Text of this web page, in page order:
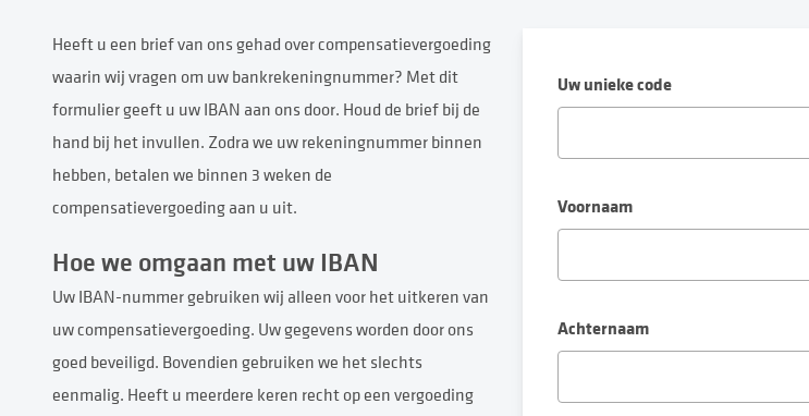
Heeft u een brief van ons gehad over compensatievergoeding
waarin wij vragen om uw bankrekeningnummer? Met dit
formulier geeft u uw IBAN aan ons door. Houd de brief bij de
hand bij het invullen. Zodra we uw rekeningnummer binnen
hebben, betalen we binnen 3 weken de
compensatievergoeding aan u uit.
Hoe we omgaan met uw IBAN
Uw IBAN-nummer gebruiken wij alleen voor het uitkeren van
uw compensatievergoeding. Uw gegevens worden door ons
goed beveiligd. Bovendien gebruiken we het slechts
eenmalig. Heeft u meerdere keren recht op een vergoeding
Uw unieke code
Voornaam
Achternaam